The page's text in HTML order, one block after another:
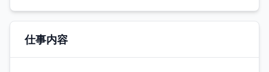
仕事内容